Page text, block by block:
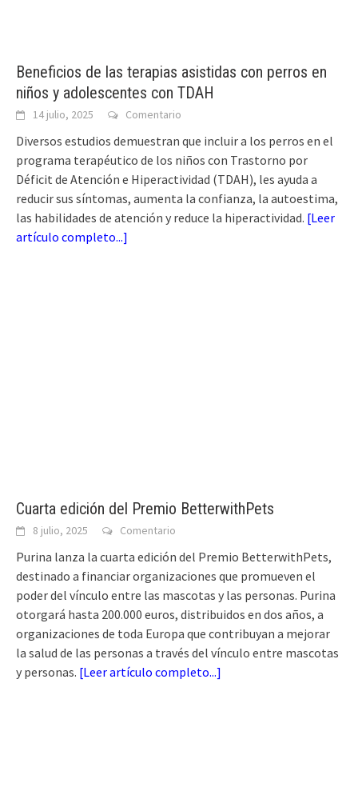
Beneficios de las terapias asistidas con perros en
niños y adolescentes con TDAH
14 julio, 2025 Comentario
Diversos estudios demuestran que incluir a los perros en el
programa terapéutico de los niños con Trastorno por
Déficit de Atención e Hiperactividad (TDAH), les ayuda a
reducir sus síntomas, aumenta la confianza, la autoestima,
las habilidades de atención y reduce la hiperactividad. [Leer
artículo completo...]
Cuarta edición del Premio BetterwithPets
8 julio, 2025 Comentario
Purina lanza la cuarta edición del Premio BetterwithPets,
destinado a financiar organizaciones que promueven el
poder del vínculo entre las mascotas y las personas. Purina
otorgará hasta 200.000 euros, distribuidos en dos años, a
organizaciones de toda Europa que contribuyan a mejorar
la salud de las personas a través del vínculo entre mascotas
y personas. [Leer artículo completo...]